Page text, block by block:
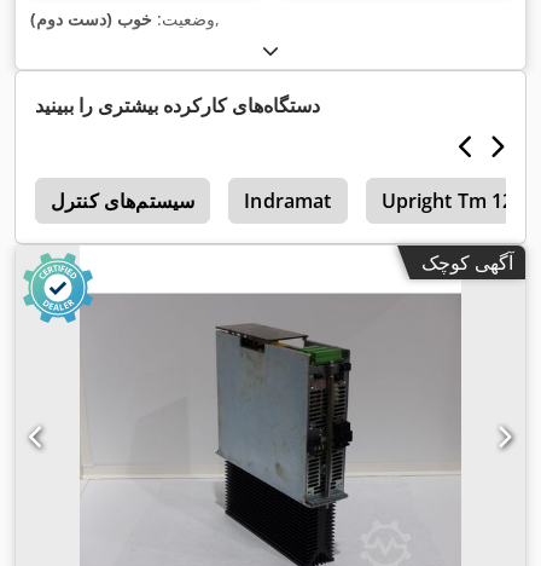
وضعیت: خوب (دست دوم) ,
دستگاه‌های کارکرده بیشتری را ببینید
سیستم‌های کنترل Indramat Upright Tm 12
آگهی کوچک